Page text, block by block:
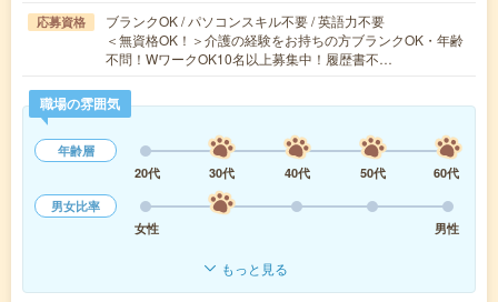
応募資格
ブランクOK / パソコンスキル不要 / 英語力不要
＜無資格OK！＞介護の経験をお持ちの方ブランクOK・年齢
不問！WワークOK10名以上募集中！履歴書不…
職場の雰囲気
年齢層
20代
30代 40代 50代
60代
男女比率
女性
男性
もっと見る